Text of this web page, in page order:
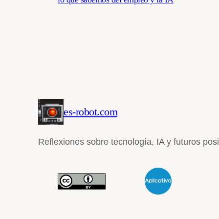
es-robot.com
Reflexiones sobre tecnología, IA y futuros